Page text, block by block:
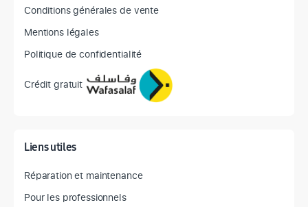
Conditions générales de vente
Mentions légales
Politique de confidentialité
Crédit gratuit
Liens utiles
Réparation et maintenance
Pour les professionnels